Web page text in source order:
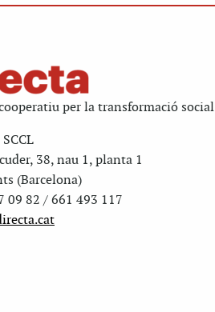
per la transformació social
38, nau 1, planta 1
(Barcelona)
09 82 / 661 493 117